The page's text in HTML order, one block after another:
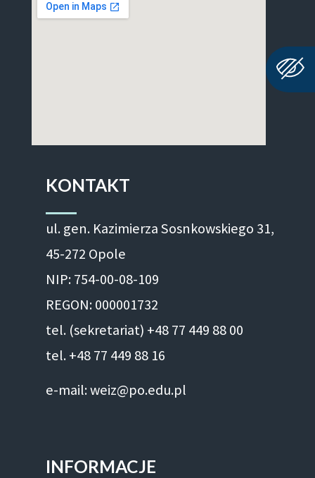
KONTAKT
ul. gen. Kazimierza Sosnkowskiego 31,
45-272 Opole
NIP: 754-00-08-109
REGON: 000001732
tel. (sekretariat) +48 77 449 88 00
tel. +48 77 449 88 16
e-mail: weiz@po.edu.pl
INFORMACJE